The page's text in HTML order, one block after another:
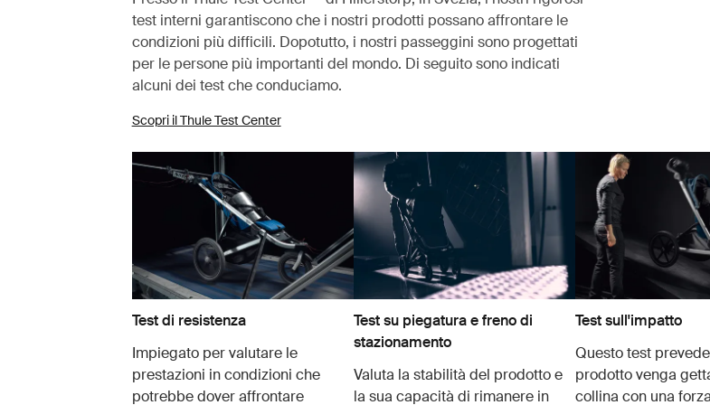
test interni garantiscono che i nostri prodotti possano affrontare le
condizioni più difficili. Dopotutto, i nostri passeggini sono progettati
per le persone più importanti del mondo. Di seguito sono indicati
alcuni dei test che conduciamo.
Scopri il Thule Test Center
Test di resistenza
Impiegato per valutare le
prestazioni in condizioni che
potrebbe dover affrontare
Test su piegatura e freno di
stazionamento
Valuta la stabilità del prodotto e
la sua capacità di rimanere in
Test sull'impatto
Questo test
prodotto venga
collina con una